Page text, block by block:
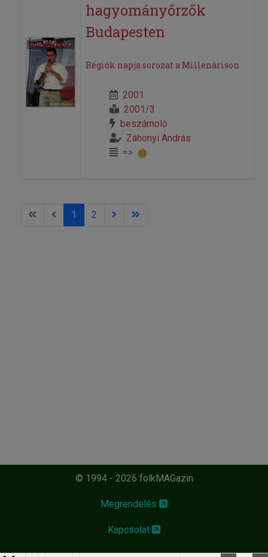
hagyományőrzők
Budapesten
Régiók napja sorozat a Millenárison
2001
2001/3
beszámoló
Záhonyi András
=>
1 2
© 1994 - 2026 folkMAGazin
Megrendelés
Kapcsolat